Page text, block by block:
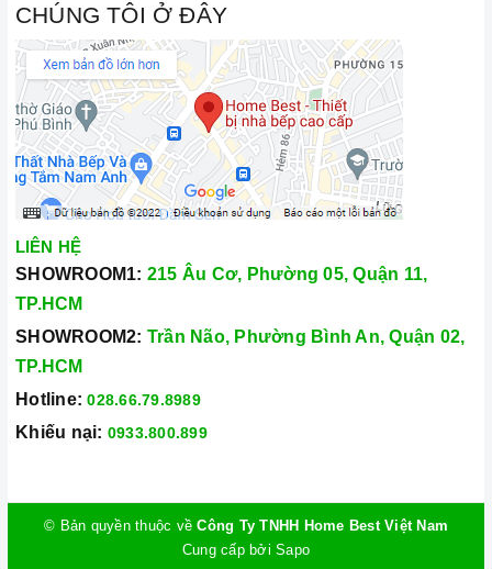
CHÚNG TÔI Ở ĐÂY
LIÊN HỆ
SHOWROOM1: 215 Âu Cơ, Phường 05, Quận 11,
TP.HCM
SHOWROOM2: Trần Não, Phường Bình An, Quận 02,
TP.HCM
Hotline: 028.66.79.8989
Khiếu nại: 0933.800.899
© Bản quyền thuộc vềCông Ty TNHH Home Best Việt Nam
Cung cấp bởiSapo